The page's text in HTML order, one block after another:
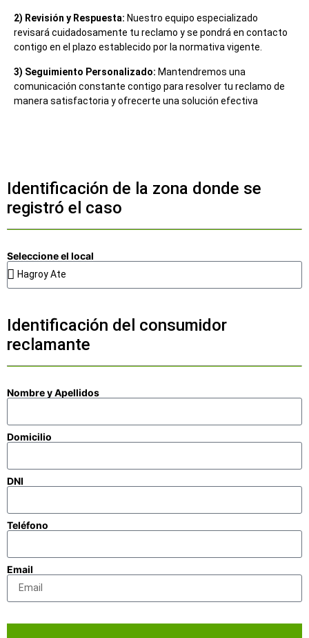
2) Revisión y Respuesta: Nuestro equipo especializado
revisará cuidadosamente tu reclamo y se pondrá en contacto
contigo en el plazo establecido por la normativa vigente.
3) Seguimiento Personalizado: Mantendremos una
comunicación constante contigo para resolver tu reclamo de
manera satisfactoria y ofrecerte una solución efectiva
Identificación de la zona donde se
registró el caso
Seleccione el local
Identificación del consumidor
reclamante
Nombre y Apellidos
Domicilio
DNI
Teléfono
Email